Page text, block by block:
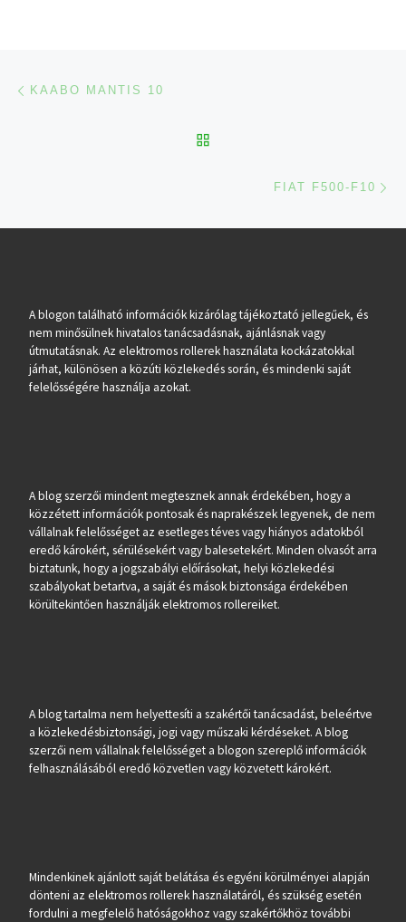
Navigálás a bejegyzések között
KAABO MANTIS 10
FIAT F500-F10
A blogon található információk kizárólag tájékoztató jellegűek, és
nem minősülnek hivatalos tanácsadásnak, ajánlásnak vagy
útmutatásnak. Az elektromos rollerek használata kockázatokkal
járhat, különösen a közúti közlekedés során, és mindenki saját
felelősségére használja azokat.
A blog szerzői mindent megtesznek annak érdekében, hogy a
közzétett információk pontosak és naprakészek legyenek, de nem
vállalnak felelősséget az esetleges téves vagy hiányos adatokból
eredő károkért, sérülésekért vagy balesetekért. Minden olvasót arra
biztatunk, hogy a jogszabályi előírásokat, helyi közlekedési
szabályokat betartva, a saját és mások biztonsága érdekében
körültekintően használják elektromos rollereiket.
A blog tartalma nem helyettesíti a szakértői tanácsadást, beleértve
a közlekedésbiztonsági, jogi vagy műszaki kérdéseket. A blog
szerzői nem vállalnak felelősséget a blogon szereplő információk
felhasználásából eredő közvetlen vagy közvetett károkért.
Mindenkinek ajánlott saját belátása és egyéni körülményei alapján
dönteni az elektromos rollerek használatáról, és szükség esetén
fordulni a megfelelő hatóságokhoz vagy szakértőkhöz további